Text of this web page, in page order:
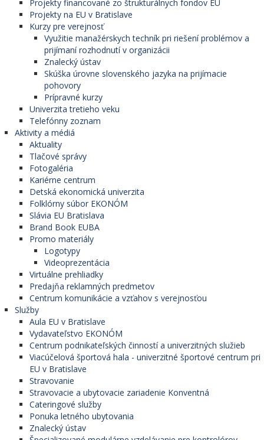
Projekty financované zo štrukturálnych fondov EÚ
Projekty na EU v Bratislave
Kurzy pre verejnosť
Využitie manažérskych techník pri riešení problémov a
prijímaní rozhodnutí v organizácii
Znalecký ústav
Skúška úrovne slovenského jazyka na prijímacie
pohovory
Prípravné kurzy
Univerzita tretieho veku
Telefónny zoznam
Aktivity a médiá
Aktuality
Tlačové správy
Fotogaléria
Kariérne centrum
Detská ekonomická univerzita
Folklórny súbor EKONÓM
Slávia EU Bratislava
Brand Book EUBA
Promo materiály
Logotypy
Videoprezentácia
Virtuálne prehliadky
Predajňa reklamných predmetov
Centrum komunikácie a vzťahov s verejnosťou
Služby
Aula EU v Bratislave
Vydavateľstvo EKONÓM
Centrum podnikateľských činností a univerzitných služieb
Viacúčelová športová hala - univerzitné športové centrum pri
EU v Bratislave
Stravovanie
Stravovacie a ubytovacie zariadenie Konventná
Cateringové služby
Ponuka letného ubytovania
Znalecký ústav